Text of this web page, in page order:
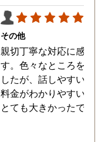
その他
親切丁寧な対応に感謝し
す。色々なところを探し
したが、話しやすいこと
料金がわかりやすいこと
とても大きかったです。